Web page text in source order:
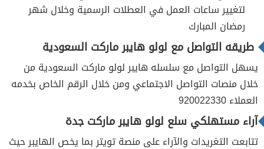
لتغيير ساعات العمل في العطلات الرسمية وخلال شهر
رمضان المبارك
طريقه التواصل مع لولو هايبر ماركت السعودية
يسهل التواصل مع سلسله هايبر لولو ماركت السعودية من
خلال منصات التواصل الاجتماعي ومن خلال الرقم الخاص بخدمه
العملاء 920022330
آراء مستهلكي سلع لولو هايبر ماركت جدة
تتابعت التغريدات والآراء على منصة تويتر بما يخص الهايبر حيث